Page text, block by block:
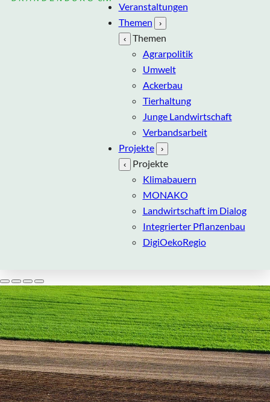
Veranstaltungen
Themen
›
‹
Themen
Agrarpolitik
Umwelt
Ackerbau
Tierhaltung
Junge Landwirtschaft
Verbandsarbeit
Projekte
›
‹
Projekte
Klimabauern
MONAKO
Landwirtschaft im Dialog
Integrierter Pflanzenbau
DigiOekoRegio